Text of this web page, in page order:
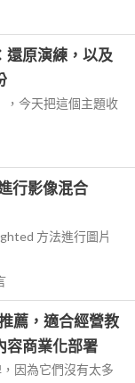
還原演練，以及
，今天把這個主題收
行影像混合
方法進行圖片
薦，適合經營教
容商業化部署
因為它們沒有太多